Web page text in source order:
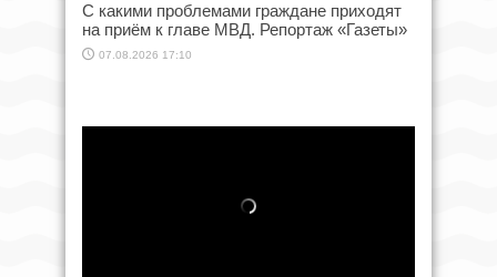
С какими проблемами граждане приходят
на приём к главе МВД. Репортаж «Газеты»
07.08.2026 17:10